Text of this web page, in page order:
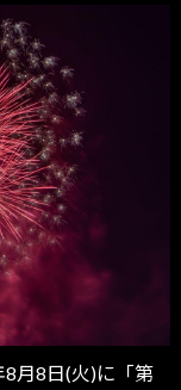
月8日(火)に「第